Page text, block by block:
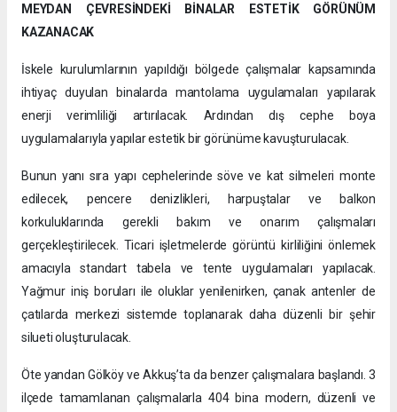
MEYDAN ÇEVRESİNDEKİ BİNALAR ESTETİK GÖRÜNÜM
KAZANACAK
İskele kurulumlarının yapıldığı bölgede çalışmalar kapsamında
ihtiyaç duyulan binalarda mantolama uygulamaları yapılarak
enerji verimliliği artırılacak. Ardından dış cephe boya
uygulamalarıyla yapılar estetik bir görünüme kavuşturulacak.
Bunun yanı sıra yapı cephelerinde söve ve kat silmeleri monte
edilecek, pencere denizlikleri, harpuştalar ve balkon
korkuluklarında gerekli bakım ve onarım çalışmaları
gerçekleştirilecek. Ticari işletmelerde görüntü kirliliğini önlemek
amacıyla standart tabela ve tente uygulamaları yapılacak.
Yağmur iniş boruları ile oluklar yenilenirken, çanak antenler de
çatılarda merkezi sistemde toplanarak daha düzenli bir şehir
silueti oluşturulacak.
Öte yandan Gölköy ve Akkuş’ta da benzer çalışmalara başlandı. 3
ilçede tamamlanan çalışmalarla 404 bina modern, düzenli ve